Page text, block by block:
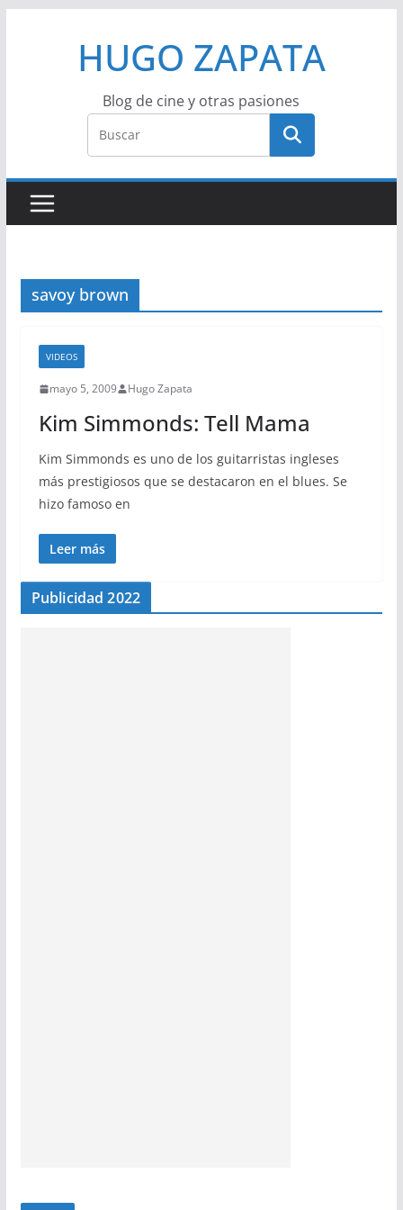
HUGO ZAPATA
Blog de cine y otras pasiones
savoy brown
VIDEOS
mayo 5, 2009 Hugo Zapata
Kim Simmonds: Tell Mama
Kim Simmonds es uno de los guitarristas ingleses
más prestigiosos que se destacaron en el blues. Se
hizo famoso en
Leer más
Publicidad 2022